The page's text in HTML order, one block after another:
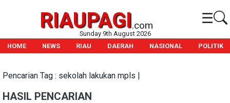
RIAUPAGI.com ☰
Sunday 9th August 2026
HOME
NEWS RIAU DAERAH NASIONAL POLITIK
Pencarian Tag : sekolah lakukan mpls |
HASIL PENCARIAN